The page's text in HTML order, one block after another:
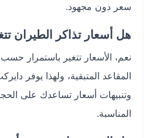
سعر دون مجهود.
هل أسعار تذاكر الطيران تتغير
نعم، الأسعار تتغير باستمرار حسب
المقاعد المتبقية، ولهذا يوفر دايركت
وتنبيهات أسعار تساعدك على الحجز في
المناسبة.